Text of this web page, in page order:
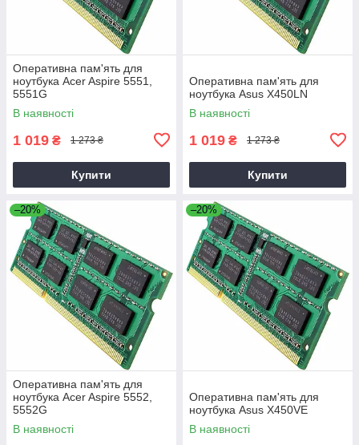
Оперативна пам'ять для
ноутбука Acer Aspire 5551,
5551G
В наявності
1 019 ₴ 1 273 ₴
Купити
Оперативна пам'ять для
ноутбука Asus X450LN
В наявності
1 019 ₴ 1 273 ₴
Купити
–20%
Оперативна пам'ять для
ноутбука Acer Aspire 5552,
5552G
В наявності
–20%
Оперативна пам'ять для
ноутбука Asus X450VE
В наявності